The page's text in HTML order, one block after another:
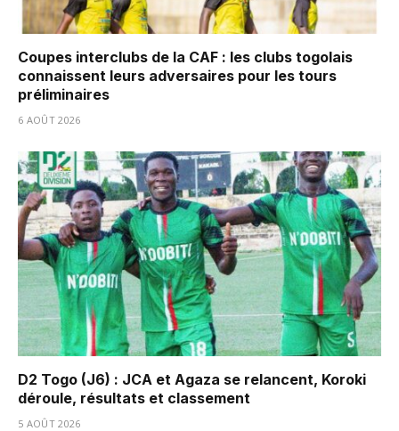
Coupes interclubs de la CAF : les clubs togolais
connaissent leurs adversaires pour les tours
préliminaires
6 AOÛT 2026
D2 Togo (J6) : JCA et Agaza se relancent, Koroki
déroule, résultats et classement
5 AOÛT 2026